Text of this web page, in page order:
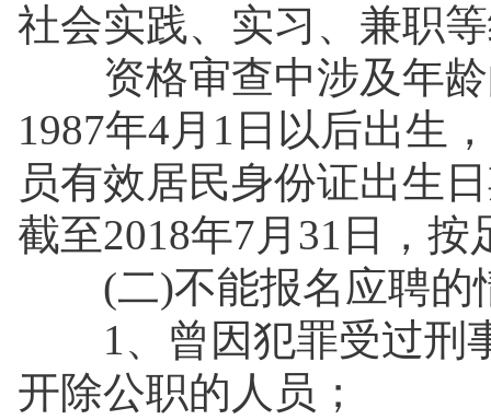
社会实践、实习、兼职
资格审查中涉及年龄
1987年4月1日以后出生
员有效居民身份证出生
截至2018年7月31日，
(二)不能报名应聘的
1、曾因犯罪受过刑
开除公职的人员；